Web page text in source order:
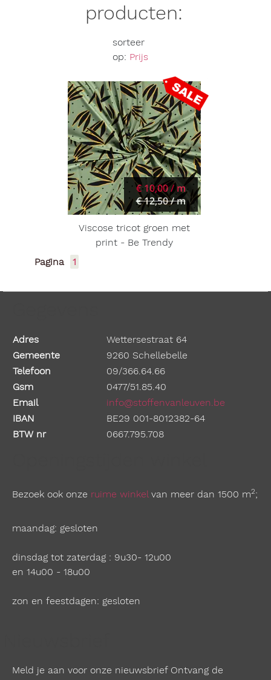
producten:
sorteer
op: Prijs
€ 10,00 / m
€ 12,50 / m
Viscose tricot groen met
print - Be Trendy
Pagina
1
Adres
Wettersestraat 64
Gemeente
9260 Schellebelle
Telefoon
09/366.64.66
Gsm
0477/51.85.40
Email
info@stoffenvanleuven.be
IBAN
BE29 001-8012382-64
BTW nr
0667.795.708
Bezoek ook onze ruime winkelvan meer dan 1500 m2;
maandag: gesloten
dinsdag tot zaterdag : 9u30- 12u00
en 14u00 - 18u00
zon en feestdagen: gesloten
Meld je aan voor onze nieuwsbrief Ontvang de